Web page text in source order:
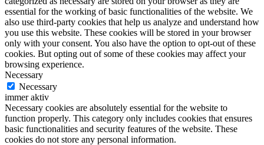
essential for the working of basic functionalities of the website. We
also use third-party cookies that help us analyze and understand how
you use this website. These cookies will be stored in your browser
only with your consent. You also have the option to opt-out of these
cookies. But opting out of some of these cookies may affect your
browsing experience.
Necessary
Necessary
immer aktiv
Necessary cookies are absolutely essential for the website to
function properly. This category only includes cookies that ensures
basic functionalities and security features of the website. These
cookies do not store any personal information.